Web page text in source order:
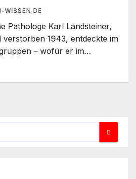
WISSEN.DE
Pathologe Karl Landsteiner,
verstorben 1943, entdeckte im
– wofür er im…